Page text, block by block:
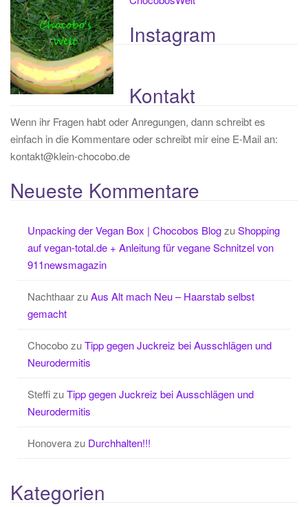
Instagram
Kontakt
Wenn ihr Fragen habt oder Anregungen, dann schreibt es
einfach in die Kommentare oder schreibt mir eine E-Mail an:
kontakt@klein-chocobo.de
Neueste Kommentare
Unpacking der Vegan Box | Chocobos BlogzuShopping
auf vegan-total.de + Anleitung für vegane Schnitzel von
911newsmagazin
NachthaarzuAus Alt mach Neu – Haarstab selbst
gemacht
ChocobozuTipp gegen Juckreiz bei Ausschlägen und
Neurodermitis
SteffizuTipp gegen Juckreiz bei Ausschlägen und
Neurodermitis
Honoverazu Durchhalten!!!
Kategorien